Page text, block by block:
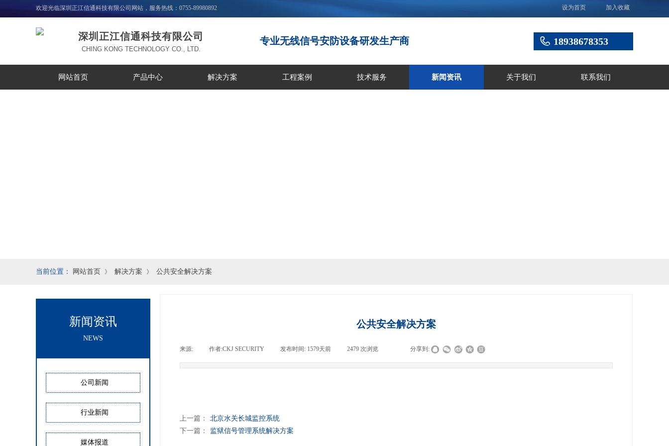
设为首页 加入收藏
欢迎光临深圳正江信通科技有限公司网站，服务热线：0755-89980892
专业无线信号安防设备研发生产商
CHING KONG TECHNOLOGY CO., LTD.
深圳正江信通科技有限公司 18938678353
网站首页 产品中心 解决方案 工程案例 技术服务 新闻资讯 关于我们 联系我们
网站首页 》 解决方案 》 公共安全解决方案
当前位置：
公共安全解决方案
来源: 作者:CKJ SECURITY 发布时间: 1579天前 2479 次浏览 分享到:
上一篇：
北京水关长城监控系统
下一篇：
监狱信号管理系统解决方案
NEWS
新闻资讯
公司新闻
行业新闻
媒体报道